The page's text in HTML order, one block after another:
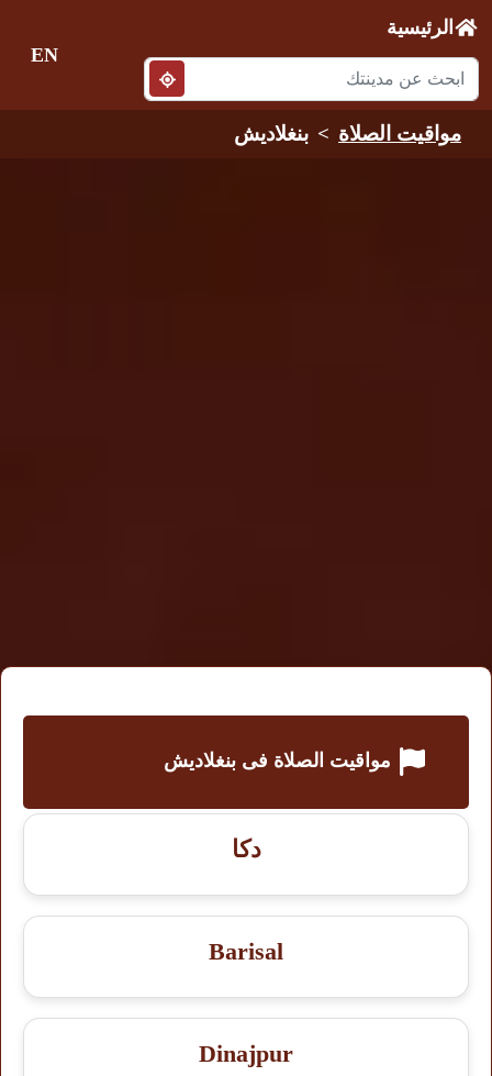
الرئيسية
EN
مواقيت الصلاة بنغلاديش
مواقيت الصلاة فى بنغلاديش
دكا
Barisal
Dinajpur